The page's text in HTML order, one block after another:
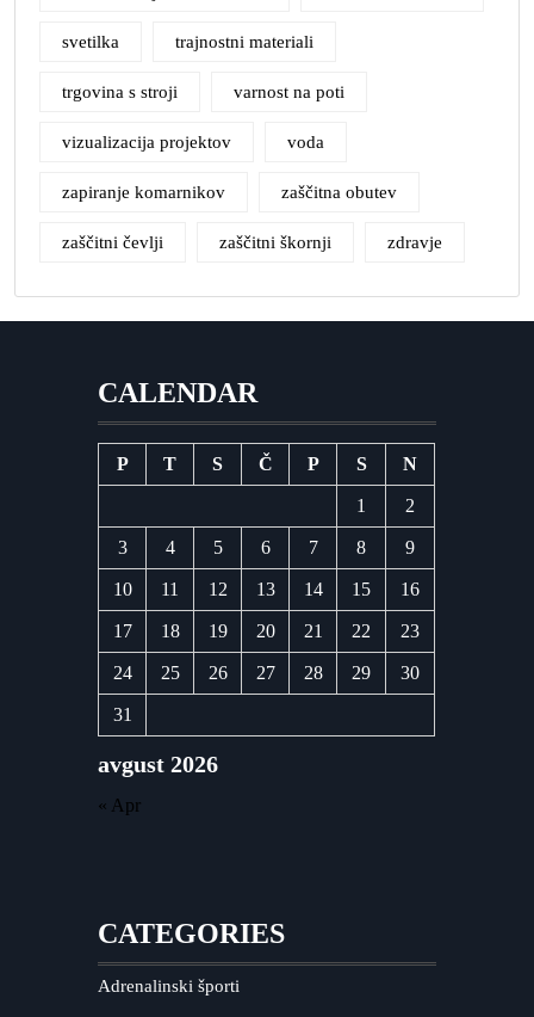
svetilka trajnostni materiali
trgovina s stroji varnost na poti
vizualizacija projektov voda
zapiranje komarnikov zaščitna obutev
zaščitni čevlji zaščitni škornji zdravje
CALENDAR
avgust 2026
P T S Č P S N
1 2
3 4 5 6 7 8 9
10 11 12 13 14 15 16
17 18 19 20 21 22 23
24 25 26 27 28 29 30
31
« Apr
CATEGORIES
Adrenalinski športi